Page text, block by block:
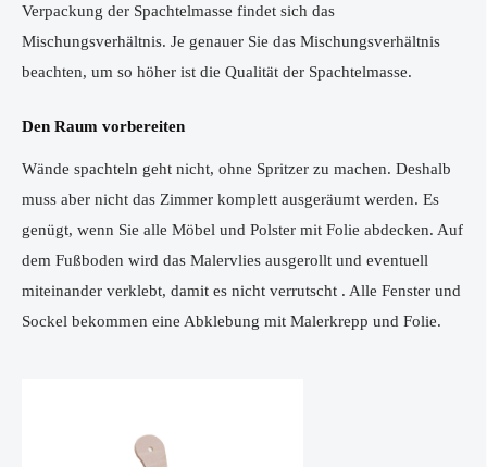
Verpackung der Spachtelmasse findet sich das
Mischungsverhältnis. Je genauer Sie das Mischungsverhältnis
beachten, um so höher ist die Qualität der Spachtelmasse.
Den Raum vorbereiten
Wände spachteln geht nicht, ohne Spritzer zu machen. Deshalb
muss aber nicht das Zimmer komplett ausgeräumt werden. Es
genügt, wenn Sie alle Möbel und Polster mit Folie abdecken. Auf
dem Fußboden wird das Malervlies ausgerollt und eventuell
miteinander verklebt, damit es nicht verrutscht . Alle Fenster und
Sockel bekommen eine Abklebung mit Malerkrepp und Folie.